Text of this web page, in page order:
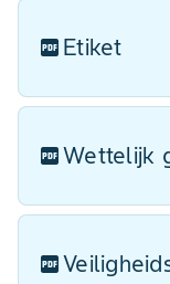
Etiket
Wettelijk